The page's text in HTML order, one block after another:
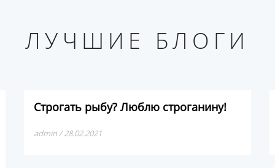
ЛУЧШИЕ БЛОГИ
Строгать рыбу? Люблю строганину!
admin / 28.02.2021